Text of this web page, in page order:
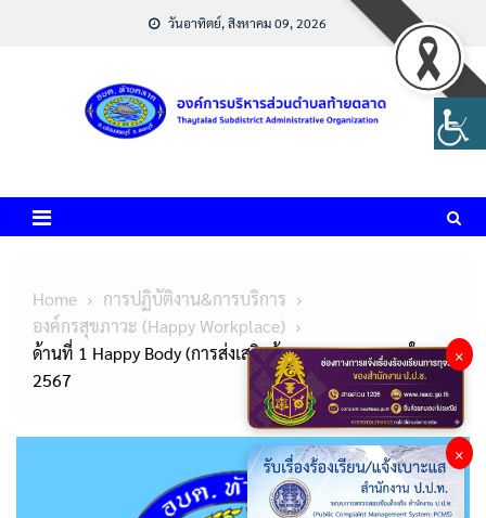
วันอาทิตย์, สิงหาคม 09, 2026
Home
การปฏิบัติงาน&การบริการ
องค์กรสุขภาวะ (Happy Workplace)
ด้านที่ 1 Happy Body (การส่งเสริมด้านสุขภาพกายและใจ)
2567
×
×